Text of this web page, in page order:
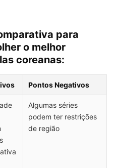
para
o melhor
coreanas:
Pontos Negativos
Algumas séries
podem ter restrições
de região